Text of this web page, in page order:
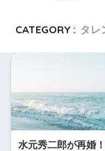
CATEGORY : タレ
水元秀二郎が再婚